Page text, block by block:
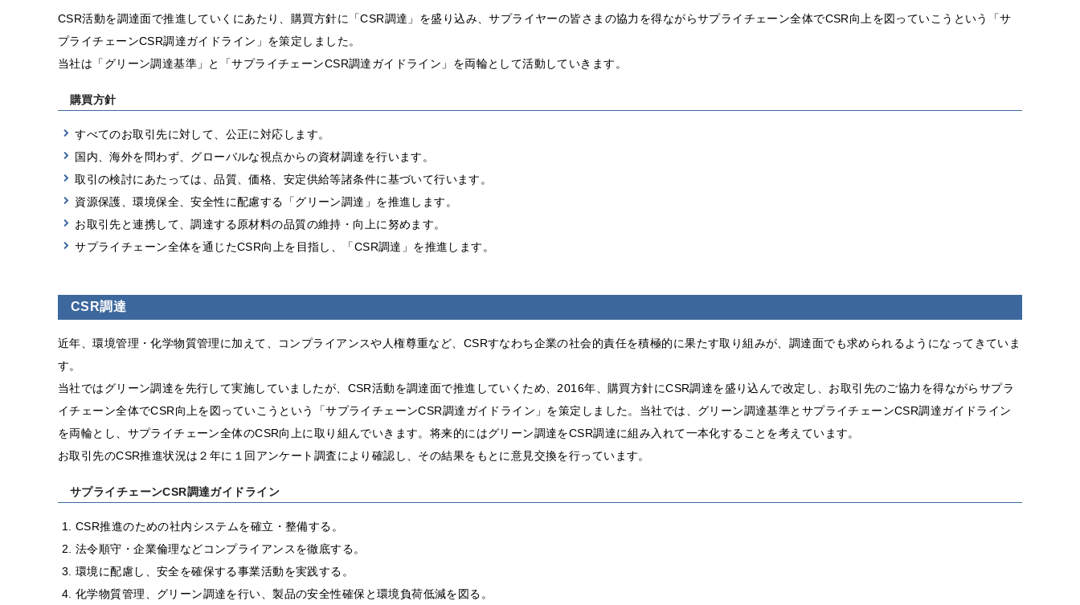
CSR活動を調達面で推進していくにあたり、購買方針に「CSR調達」を盛り込み、サプライヤーの皆さまの協力を得ながらサプライチェーン全体でCSR向上を図っていこうという「サ
プライチェーンCSR調達ガイドライン」を策定しました。
当社は「グリーン調達基準」と「サプライチェーンCSR調達ガイドライン」を両輪として活動していきます。
購買方針
すべてのお取引先に対して、公正に対応します。
国内、海外を問わず、グローバルな視点からの資材調達を行います。
取引の検討にあたっては、品質、価格、安定供給等諸条件に基づいて行います。
資源保護、環境保全、安全性に配慮する「グリーン調達」を推進します。
お取引先と連携して、調達する原材料の品質の維持・向上に努めます。
サプライチェーン全体を通じたCSR向上を目指し、「CSR調達」を推進します。
CSR調達
近年、環境管理・化学物質管理に加えて、コンプライアンスや人権尊重など、CSRすなわち企業の社会的責任を積極的に果たす取り組みが、調達面でも求められるようになってきていま
す。
当社ではグリーン調達を先行して実施していましたが、CSR活動を調達面で推進していくため、2016年、購買方針にCSR調達を盛り込んで改定し、お取引先のご協力を得ながらサプラ
イチェーン全体でCSR向上を図っていこうという「サプライチェーンCSR調達ガイドライン」を策定しました。当社では、グリーン調達基準とサプライチェーンCSR調達ガイドライン
を両輪とし、サプライチェーン全体のCSR向上に取り組んでいきます。将来的にはグリーン調達をCSR調達に組み入れて一本化することを考えています。
お取引先のCSR推進状況は２年に１回アンケート調査により確認し、その結果をもとに意見交換を行っています。
サプライチェーンCSR調達ガイドライン
CSR推進のための社内システムを確立・整備する。
法令順守・企業倫理などコンプライアンスを徹底する。
環境に配慮し、安全を確保する事業活動を実践する。
化学物質管理、グリーン調達を行い、製品の安全性確保と環境負荷低減を図る。